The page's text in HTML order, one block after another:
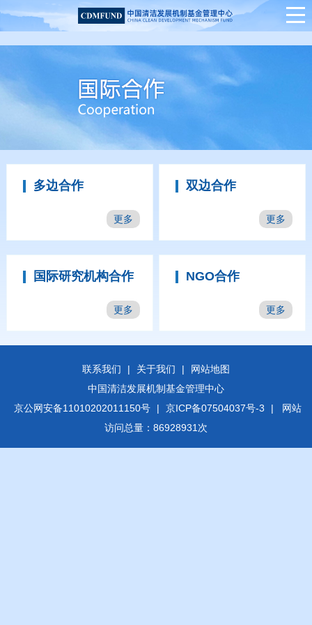
多边合作
更多
双边合作
更多
国际研究机构合作
更多
NGO合作
更多
联系我们 | 关于我们 |
网站地图
中国清洁发展机制基金管理中心
京公网安备11010202011150号
| 京ICP备07504037号-3
| 网站
访问总量：86928931次